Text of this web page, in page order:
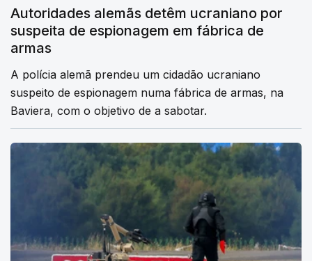
Autoridades alemãs detêm ucraniano por
suspeita de espionagem em fábrica de
armas
A polícia alemã prendeu um cidadão ucraniano
suspeito de espionagem numa fábrica de armas, na
Baviera, com o objetivo de a sabotar.